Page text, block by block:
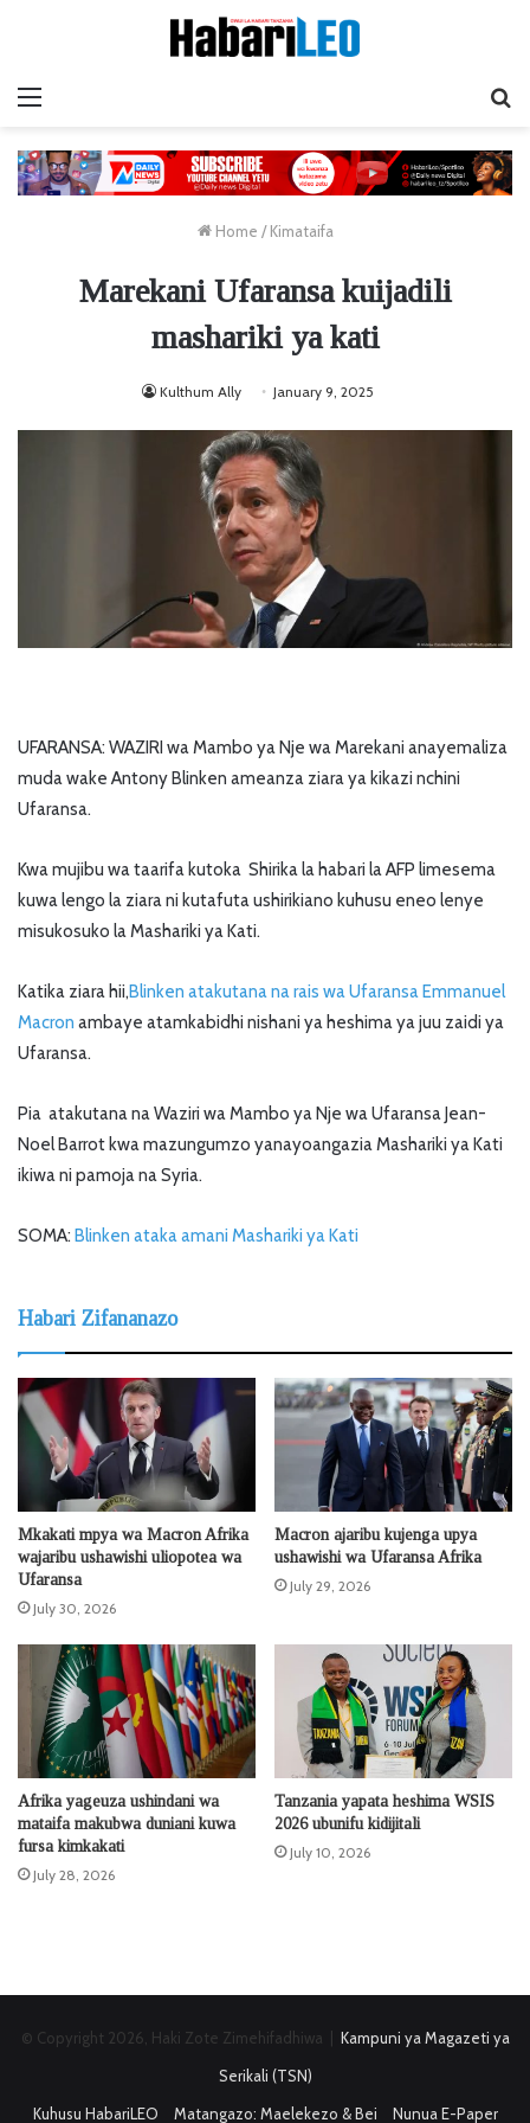
Home / Kimataifa
Marekani Ufaransa kuijadili
mashariki ya kati
Kulthum Ally January 9, 2025
UFARANSA: WAZIRI wa Mambo ya Nje wa Marekani anayemaliza
muda wake Antony Blinken ameanza ziara ya kikazi nchini
Ufaransa.
Kwa mujibu wa taarifa kutoka Shirika la habari la AFP limesema
kuwa lengo la ziara ni kutafuta ushirikiano kuhusu eneo lenye
misukosuko la Mashariki ya Kati.
Katika ziara hii,Blinken atakutana na rais wa Ufaransa Emmanuel
Macron ambaye atamkabidhi nishani ya heshima ya juu zaidi ya
Ufaransa.
Pia atakutana na Waziri wa Mambo ya Nje wa Ufaransa Jean-
Noel Barrot kwa mazungumzo yanayoangazia Mashariki ya Kati
ikiwa ni pamoja na Syria.
SOMA: Blinken ataka amani Mashariki ya Kati
Habari Zifananazo
Mkakati mpya wa Macron Afrika
wajaribu ushawishi uliopotea wa
Ufaransa
July 30, 2026
Macron ajaribu kujenga upya
ushawishi wa Ufaransa Afrika
July 29, 2026
Afrika yageuza ushindani wa
mataifa makubwa duniani kuwa
fursa kimkakati
July 28, 2026
Tanzania yapata heshima WSIS
2026 ubunifu kidijitali
July 10, 2026
© Copyright 2026, Haki Zote Zimehifadhiwa | Kampuni ya Magazeti ya
Serikali (TSN)
Kuhusu HabariLEO
Matangazo: Maelekezo & Bei Nunua E-Paper